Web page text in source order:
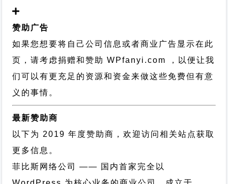
赞助广告
如果您想要将自己公司信息或者商业广告显示在此
页，请考虑捐赠和赞助 WPfanyi.com ，以便让我
们可以有更充足的资源和资金来做这些免费但有意
义的事情。
最新赞助商
以下为 2019 年度赞助商，欢迎访问相关站点获取
更多信息。
菲比斯网络公司
—— 国内首家完全以